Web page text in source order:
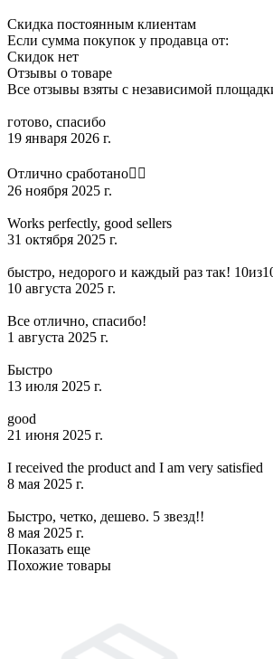
Скидка постоянным клиентам
Если сумма покупок у продавца от:
Скидок нет
Отзывы о товаре
Все отзывы взяты с независимой
готово, спасибо
19 января 2026 г.
Отлично сработано👍🏻
26 ноября 2025 г.
Works perfectly, good sellers
31 октября 2025 г.
быстро, недорого и каждый раз так!
10 августа 2025 г.
Все отлично, спасибо!
1 августа 2025 г.
Быстро
13 июля 2025 г.
good
21 июня 2025 г.
I received the product and I am very satisfied
8 мая 2025 г.
Быстро, четко, дешево. 5 звезд!!
8 мая 2025 г.
Показать еще
Похожие товары